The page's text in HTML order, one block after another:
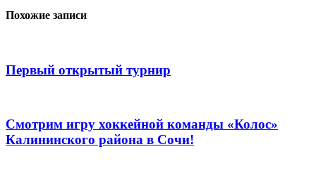
Похожие записи
Первый открытый турнир
Смотрим игру хоккейной команды «Колос»
Калининского района в Сочи!